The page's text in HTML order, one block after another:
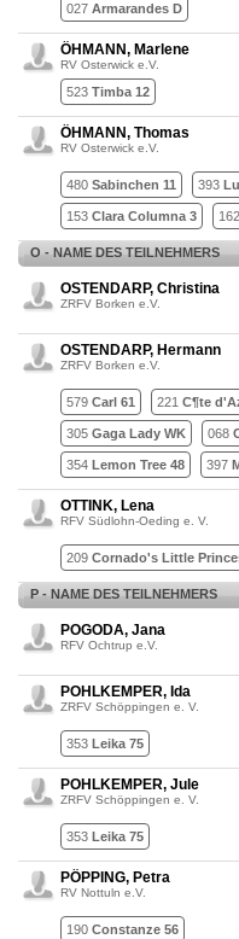
027 Armarandes D
ÖHMANN, Marlene
RV Osterwick e.V.
523 Timba 12
ÖHMANN, Thomas
RV Osterwick e.V.
480 Sabinchen 11 393
153 Clara Columna 3 162
O - NAME DES TEILNEHMERS
OSTENDARP, Christina
ZRFV Borken e.V.
OSTENDARP, Hermann
ZRFV Borken e.V.
579 Carl 61 221 C¶te
305 Gaga Lady WK 068
354 Lemon Tree 48 397
OTTINK, Lena
RFV Südlohn-Oeding e. V.
209 Cornado's Little
P - NAME DES TEILNEHMERS
POGODA, Jana
RFV Ochtrup e.V.
POHLKEMPER, Ida
ZRFV Schöppingen e. V.
353 Leika 75
POHLKEMPER, Jule
ZRFV Schöppingen e. V.
353 Leika 75
PÖPPING, Petra
RV Nottuln e.V.
190 Constanze 56